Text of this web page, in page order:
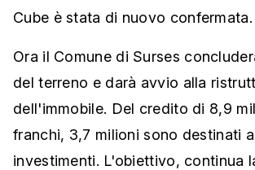
Cube è stata di nuovo confermata.
Ora il Comune di Surses
del terreno e darà avvio alla
dell'immobile. Del credito di 8,9
franchi, 3,7 milioni sono destinati
investimenti. L'obiettivo, continua